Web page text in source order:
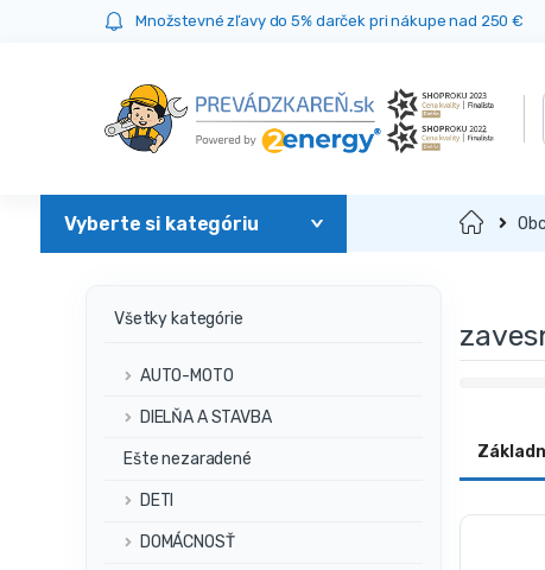
Množstevné zľavy do 5% darček pri nákupe nad 250 €
Domov
Všetky kategórie
AUTO-MOTO
DIELŇA A STAVBA
Ešte nezaradené
DETI
DOMÁCNOSŤ